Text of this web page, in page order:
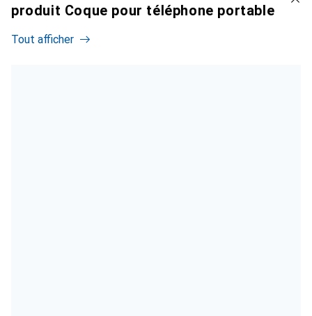
produit Coque pour téléphone portable
Tout afficher